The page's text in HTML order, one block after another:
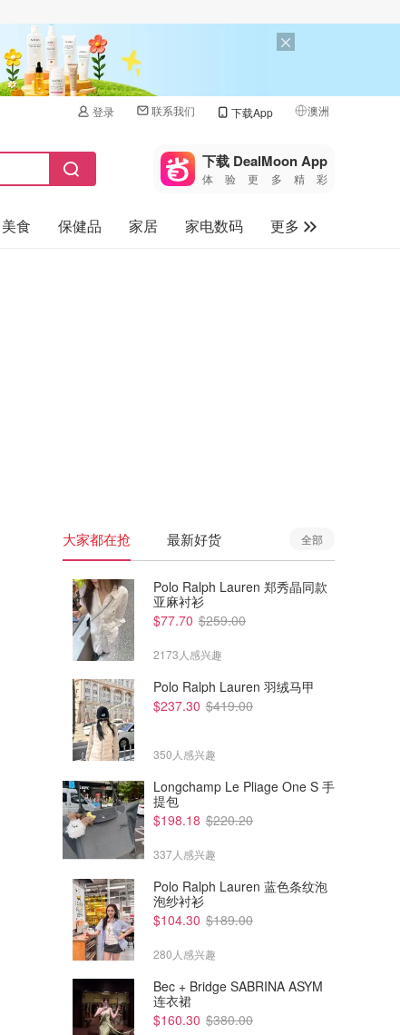
登录 联系我们 下载App 澳洲
🇺🇸
🇨🇳 中国
🇨🇦加拿大
下载 DealMoon App
体验更多精彩
美食 保健品 家居 家电数码
更多
大家都在抢 最新好货 全部
Polo Ralph Lauren 郑秀晶同款
亚麻衬衫
$77.70 $259.00
2173人感兴趣
Polo Ralph Lauren 羽绒马甲
$237.30 $419.00
350人感兴趣
Longchamp Le Pliage One S 手
提包
$198.18 $220.20
337人感兴趣
Polo Ralph Lauren 蓝色条纹泡
泡纱衬衫
$104.30 $189.00
280人感兴趣
Bec + Bridge SABRINA ASYM
连衣裙
$160.30 $380.00